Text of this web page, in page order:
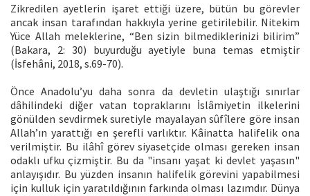
Zikredilen ayetlerin işaret ettiği üzere, bütün bu görevler
ancak insan tarafından hakkıyla yerine getirilebilir. Nitekim
Yüce Allah meleklerine, “Ben sizin bilmediklerinizi bilirim”
(Bakara, 2: 30) buyurduğu ayetiyle buna temas etmiştir
(İsfehâni, 2018, s.69-70).
Önce Anadolu’yu daha sonra da devletin ulaştığı sınırlar
dâhilindeki diğer vatan topraklarını İslâmiyetin ilkelerini
gönülden sevdirmek suretiyle mayalayan sûfîlere göre insan
Allah’ın yarattığı en şerefli varlıktır. Kâinatta halifelik ona
verilmiştir. Bu ilâhî görev siyasetçide olması gereken insan
odaklı ufku çizmiştir. Bu da "insanı yaşat ki devlet yaşasın"
anlayışıdır. Bu yüzden insanın halifelik görevini yapabilmesi
için kulluk için yaratıldığının farkında olması lazımdır. Dünya